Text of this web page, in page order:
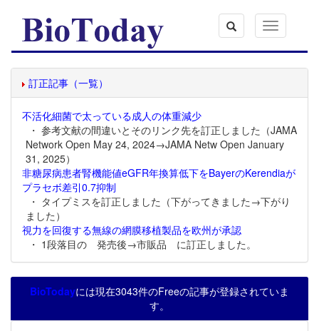
Toggle
navigation
訂正記事（一覧）
不活化細菌で太っている成人の体重減少
・ 参考文献の間違いとそのリンク先を訂正しました（JAMA
Network Open May 24, 2024→JAMA Netw Open January
31, 2025）
非糖尿病患者腎機能値eGFR年換算低下をBayerのKerendiaが
プラセボ差引0.7抑制
・ タイプミスを訂正しました（下がってきました→下がり
ました）
視力を回復する無線の網膜移植製品を欧州が承認
・ 1段落目の 発売後→市販品 に訂正しました。
BioTodayには現在3043件のFreeの記事が登録されていま
す。